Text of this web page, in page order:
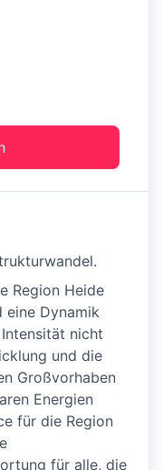
Region Heide
eine Dynamik
nicht
und die
Großvorhaben
Energien
für die Region
für alle, die